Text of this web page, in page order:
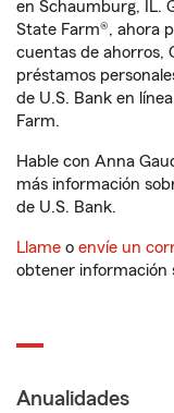
en Schaumburg, IL.
State Farm®, ahora
cuentas de ahorros,
préstamos
de U.S. Bank en
Farm.
Hable con Anna
más información
de U.S. Bank.
Llame o envíe un
obtener información
Anualidades